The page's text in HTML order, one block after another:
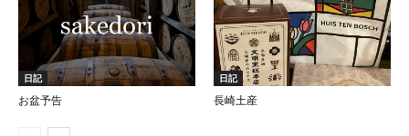
日記
お盆予告
日記
長崎土産